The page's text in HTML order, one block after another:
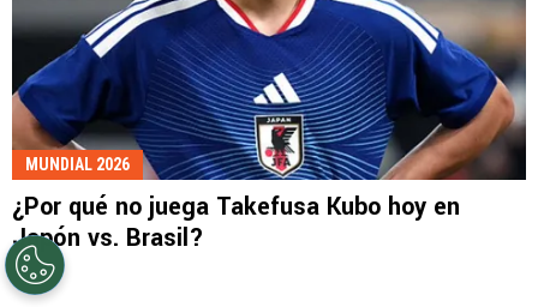
MUNDIAL 2026
¿Por qué no juega Takefusa Kubo hoy en
Japón vs. Brasil?